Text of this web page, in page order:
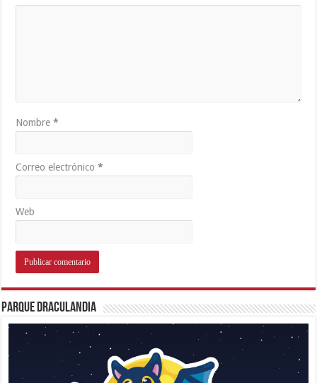
Nombre*
Correo electrónico*
Web
Parque Draculandia